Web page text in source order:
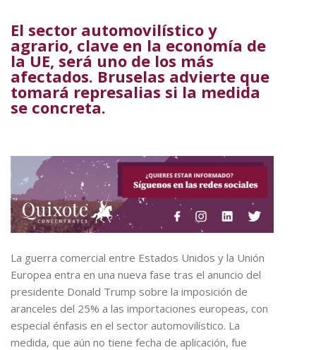
El sector automovilístico y
agrario, clave en la economía de
la UE, será uno de los más
afectados. Bruselas advierte que
tomará represalias si la medida
se concreta.
La guerra comercial entre Estados Unidos y la Unión
Europea entra en una nueva fase tras el anuncio del
presidente Donald Trump sobre la imposición de
aranceles del 25% a las importaciones europeas, con
especial énfasis en el sector automovilístico. La
medida, que aún no tiene fecha de aplicación, fue